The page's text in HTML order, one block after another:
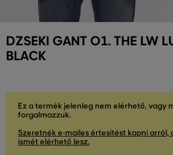
DZSEKI GANT O1. THE LW
BLACK
Ez a termék jelenleg nem elérhető, vagy
forgalmazzuk.
Szeretnék e-mailes értesítést kapni arról,
ismét elérhető lesz.